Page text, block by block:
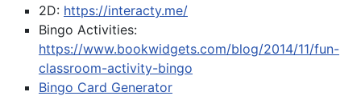
2D: https://interacty.me/
Bingo Activities:
https://www.bookwidgets.com/blog/2014/11/fun-
classroom-activity-bingo
Bingo Card Generator